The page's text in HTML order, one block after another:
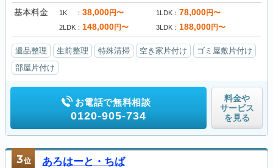
基本料金 1K 38,000円〜 1LDK 78,000円〜
2LDK 148,000円〜 3LDK 188,000円〜
遺品整理 生前整理 特殊清掃 空き家片付け
ゴミ屋敷片付け
部屋片付け
お電話で無料相談
0120-905-734
料金や
サービス
を見る
3位 あろはーと・ちば